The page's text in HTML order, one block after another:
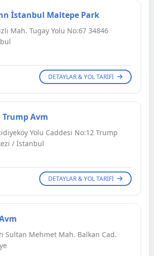
İstanbul Maltepe Park
Mah. Tugay Yolu No:67 34846
DETAYLAR & YOL TARIFI
Avm
Yolu Caddesi No:12 Trump
/ İstanbul
DETAYLAR & YOL TARIFI
Sultan Mehmet Mah. Balkan Cad.